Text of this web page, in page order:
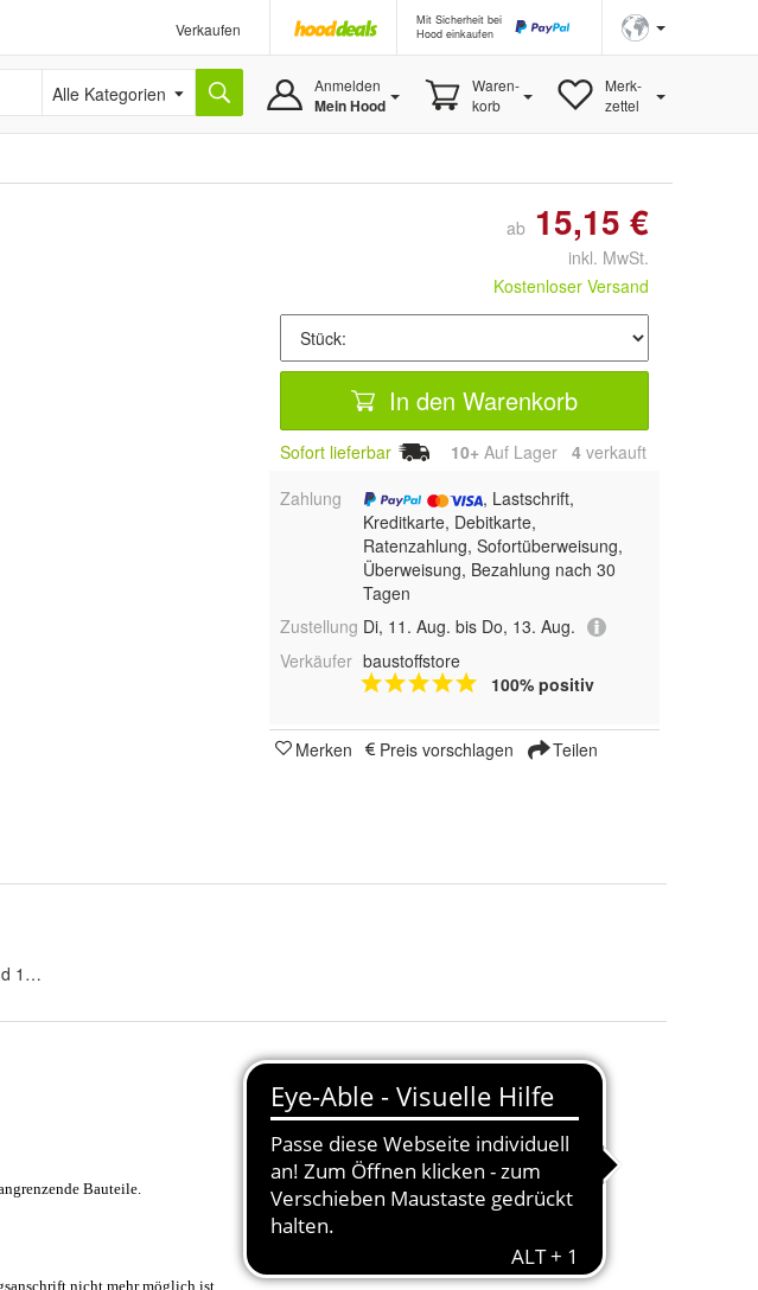
Verkaufen
Mit Sicherheit bei
Hood einkaufen
Alle Kategorien Anmelden
Mein Hood
Waren-
korb
Merk-
zettel
ab 15,15 €
inkl. MwSt.
Kostenloser Versand
In den Warenkorb
Sofort lieferbar 10+ Auf Lager 4 verkauft
Zahlung
, Lastschrift,
Kreditkarte, Debitkarte,
Ratenzahlung, Sofortüberweisung,
Überweisung, Bezahlung nach 30
Tagen
Zustellung Di, 11. Aug. bis Do, 13. Aug.
Verkäufer baustoffstore
100% positiv
Merken Preis vorschlagen Teilen
1 Stück, 5 Stück und 10 Stück